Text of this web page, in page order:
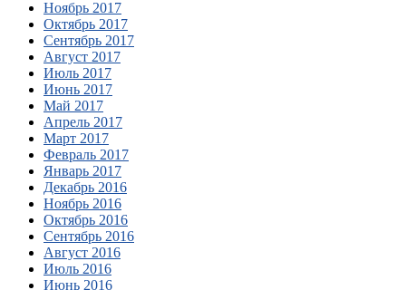
Ноябрь 2017
Октябрь 2017
Сентябрь 2017
Август 2017
Июль 2017
Июнь 2017
Май 2017
Апрель 2017
Март 2017
Февраль 2017
Январь 2017
Декабрь 2016
Ноябрь 2016
Октябрь 2016
Сентябрь 2016
Август 2016
Июль 2016
Июнь 2016